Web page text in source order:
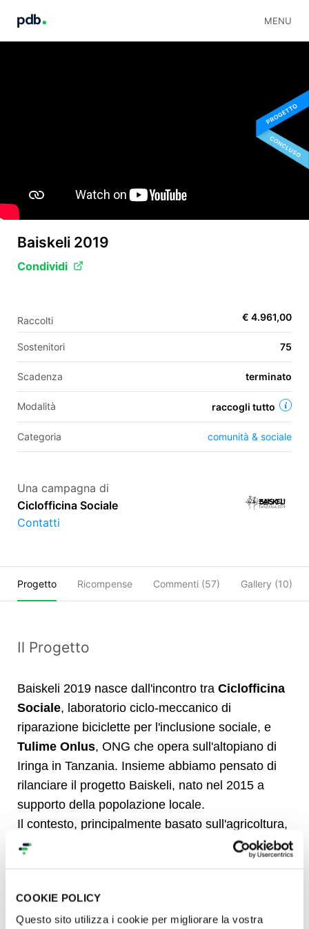
COOKIE POLICY
Questo sito utilizza i cookie per migliorare la vostra
MENU
IT
EN
ES
Baiskeli 2019
Condividi
Raccolti € 4.961,00
Sostenitori 75
Scadenza terminato
Modalità raccogli tutto
Categoria comunità & sociale
Una campagna di
Ciclofficina Sociale
Contatti
Progetto Ricompense Commenti (57) Gallery (10)
Il Progetto
Baiskeli 2019 nasce dall'incontro tra Ciclofficina
Sociale, laboratorio ciclo-meccanico di
riparazione biciclette per l'inclusione sociale, e
Tulime Onlus, ONG che opera sull'altopiano di
Iringa in Tanzania. Insieme abbiamo pensato di
rilanciare il progetto Baiskeli, nato nel 2015 a
supporto della popolazione locale.
Il contesto, principalmente basato sull'agricoltura,
fa sì che
la bicicletta sia un bene prezioso:
indispensabile per muoversi, ridurre le lunghe
Quest'estate Riccardo e Matteo, due ciclo-